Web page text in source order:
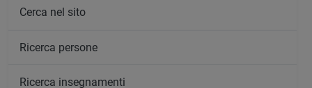
Cerca nel sito
Ricerca persone
Ricerca insegnamenti